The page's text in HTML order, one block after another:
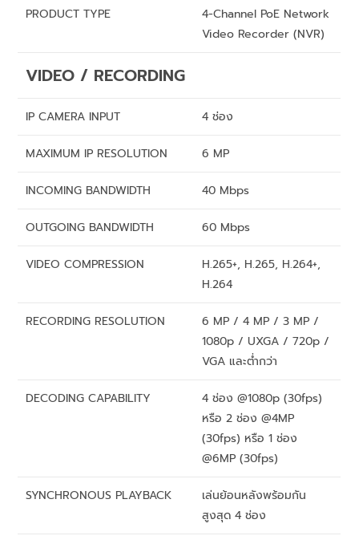
PRODUCT TYPE
4-Channel PoE Network
Video Recorder (NVR)
VIDEO / RECORDING
IP CAMERA INPUT 4 ช่อง
MAXIMUM IP RESOLUTION 6 MP
INCOMING BANDWIDTH 40 Mbps
OUTGOING BANDWIDTH 60 Mbps
VIDEO COMPRESSION
H.265+, H.265, H.264+,
H.264
RECORDING RESOLUTION
6 MP / 4 MP / 3 MP /
1080p / UXGA / 720p /
VGA และต่ำกว่า
DECODING CAPABILITY
4 ช่อง @1080p (30fps)
หรือ 2 ช่อง @4MP
(30fps) หรือ 1 ช่อง
@6MP (30fps)
SYNCHRONOUS PLAYBACK
เล่นย้อนหลังพร้อมกัน
สูงสุด 4 ช่อง